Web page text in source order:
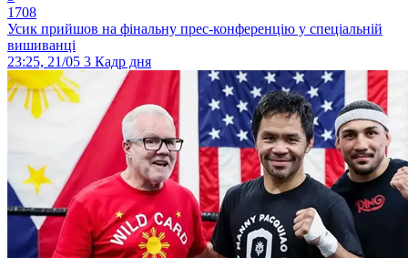
1708
Усик прийшов на фінальну прес-конференцію у спеціальній
вишиванці
23:25, 21/05 3 Кадр дня